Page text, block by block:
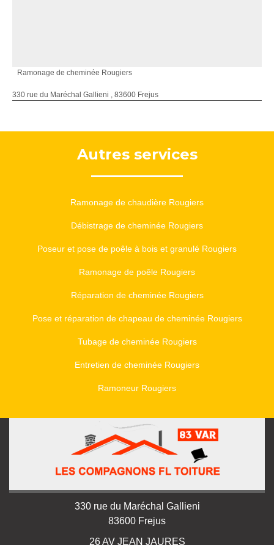
Ramonage de cheminée Rougiers
330 rue du Maréchal Gallieni , 83600 Frejus
Autres services
Ramonage de chaudière Rougiers
Débistrage de cheminée Rougiers
Poseur et pose de poêle à bois et granulé Rougiers
Ramonage de poêle Rougiers
Réparation de cheminée Rougiers
Pose et réparation de chapeau de cheminée Rougiers
Tubage de cheminée Rougiers
Entretien de cheminée Rougiers
Ramoneur Rougiers
330 rue du Maréchal Gallieni
83600 Frejus
26 AV JEAN JAURES